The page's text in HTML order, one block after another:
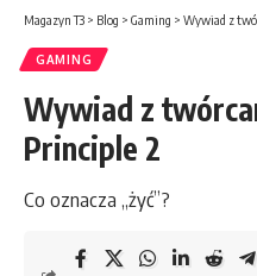
Magazyn T3 > Blog > Gaming > Wywiad z
GAMING
Wywiad z
Principle 2
Co oznacza „żyć”?